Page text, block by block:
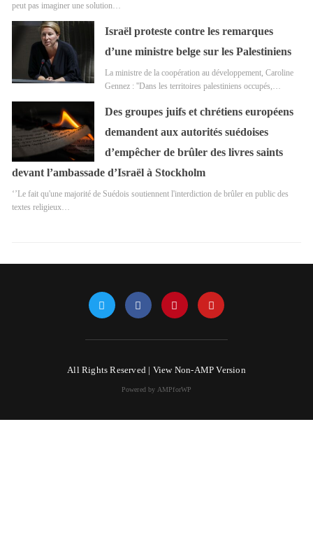
peut pas imaginer une solution…
Israël proteste contre les remarques
d’une ministre belge sur les Palestiniens
La ministre de la coopération au développement, Caroline
Gennez : ''Dans les territoires palestiniens occupés,…
Des groupes juifs et chrétiens européens
demandent aux autorités suédoises
d’empêcher de brûler des livres saints
devant l’ambassade d’Israël à Stockholm
‘’Le fait qu'une majorité de Suédois soutiennent l'interdiction de brûler en public des
textes religieux…
All Rights Reserved | View Non-AMP Version
Powered by AMPforWP